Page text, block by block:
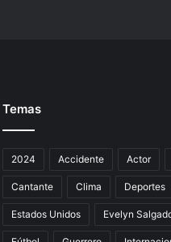
Temas
2024 Accidente Actor
Cantante Clima Deportes
Estados Unidos Evelyn